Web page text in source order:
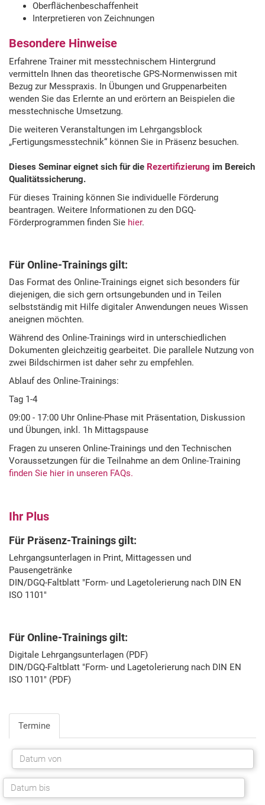
Oberflächenbeschaffenheit
Interpretieren von Zeichnungen
Besondere Hinweise
Erfahrene Trainer mit messtechnischem Hintergrund
vermitteln Ihnen das theoretische GPS-Normenwissen mit
Bezug zur Messpraxis. In Übungen und Gruppenarbeiten
wenden Sie das Erlernte an und erörtern an Beispielen die
messtechnische Umsetzung.
Die weiteren Veranstaltungen im Lehrgangsblock
„Fertigungsmesstechnik“ können Sie in Präsenz besuchen.
Dieses Seminar eignet sich für die Rezertifizierung im Bereich
Qualitätssicherung.
Für dieses Training können Sie individuelle Förderung
beantragen. Weitere Informationen zu den DGQ-
Förderprogrammen finden Sie hier.
Für Online-Trainings gilt:
Das Format des Online-Trainings eignet sich besonders für
diejenigen, die sich gern ortsungebunden und in Teilen
selbstständig mit Hilfe digitaler Anwendungen neues Wissen
aneignen möchten.
Während des Online-Trainings wird in unterschiedlichen
Dokumenten gleichzeitig gearbeitet. Die parallele Nutzung von
zwei Bildschirmen ist daher sehr zu empfehlen.
Ablauf des Online-Trainings:
Tag 1-4
09:00 - 17:00 Uhr Online-Phase mit Präsentation, Diskussion
und Übungen, inkl. 1h Mittagspause
Fragen zu unseren Online-Trainings und den Technischen
Voraussetzungen für die Teilnahme an dem Online-Training
finden Sie hier in unseren FAQs.
Ihr Plus
Für Präsenz-Trainings gilt:
Lehrgangsunterlagen in Print, Mittagessen und
Pausengetränke
DIN/DGQ-Faltblatt "Form- und Lagetolerierung nach DIN EN
ISO 1101"
Für Online-Trainings gilt:
Digitale Lehrgangsunterlagen (PDF)
DIN/DGQ-Faltblatt "Form- und Lagetolerierung nach DIN EN
ISO 1101" (PDF)
Termine